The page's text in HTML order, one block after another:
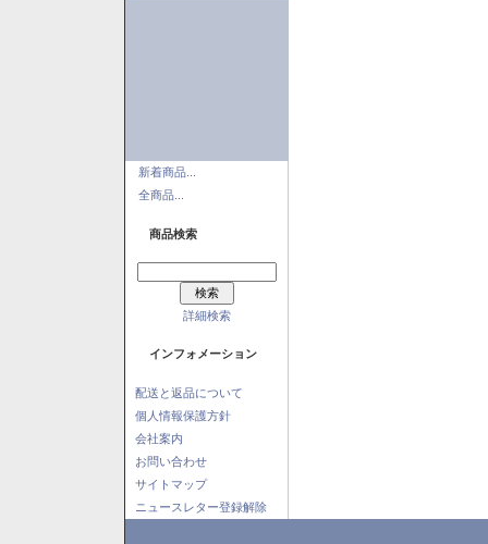
新着商品...
全商品...
商品検索
詳細検索
インフォメーション
配送と返品について
個人情報保護方針
会社案内
お問い合わせ
サイトマップ
ニュースレター登録解除